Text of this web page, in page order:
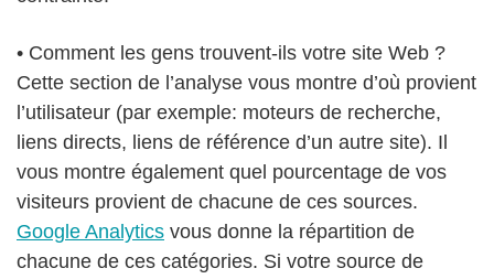
• Comment les gens trouvent-ils votre site Web ?
Cette section de l’analyse vous montre d’où provient
l’utilisateur (par exemple: moteurs de recherche,
liens directs, liens de référence d’un autre site). Il
vous montre également quel pourcentage de vos
visiteurs provient de chacune de ces sources.
Google Analytics vous donne la répartition de
chacune de ces catégories. Si votre source de